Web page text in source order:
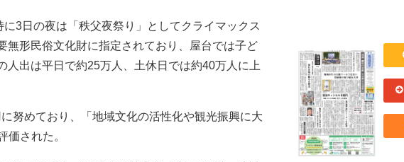
3日の夜は「秩父夜祭り」としてクライマックス
無形民俗文化財に指定されており、屋台では子ど
人出は平日で約25万人、土休日では約40万人に上
努めており、「地域文化の活性化や観光振興に大
価された。